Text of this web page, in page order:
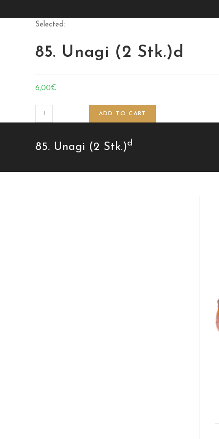
Selected:
85. Unagi (2 Stk.)d
6,00€
ADD TO CART
85. Unagi (2 Stk.)d